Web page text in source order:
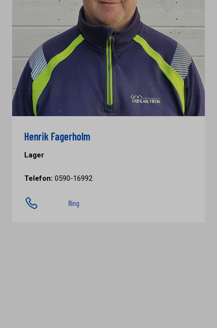
Henrik Fagerholm
Lager
Telefon: 0590-16992
Ring